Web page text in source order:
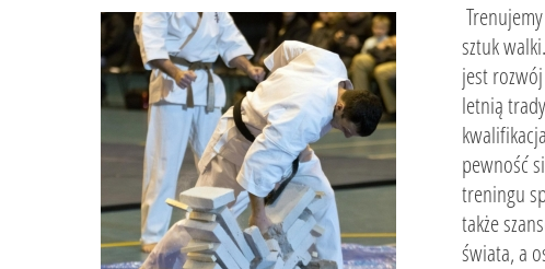
sztuk
jest
letnią
pewność
treningu
także
świata, a